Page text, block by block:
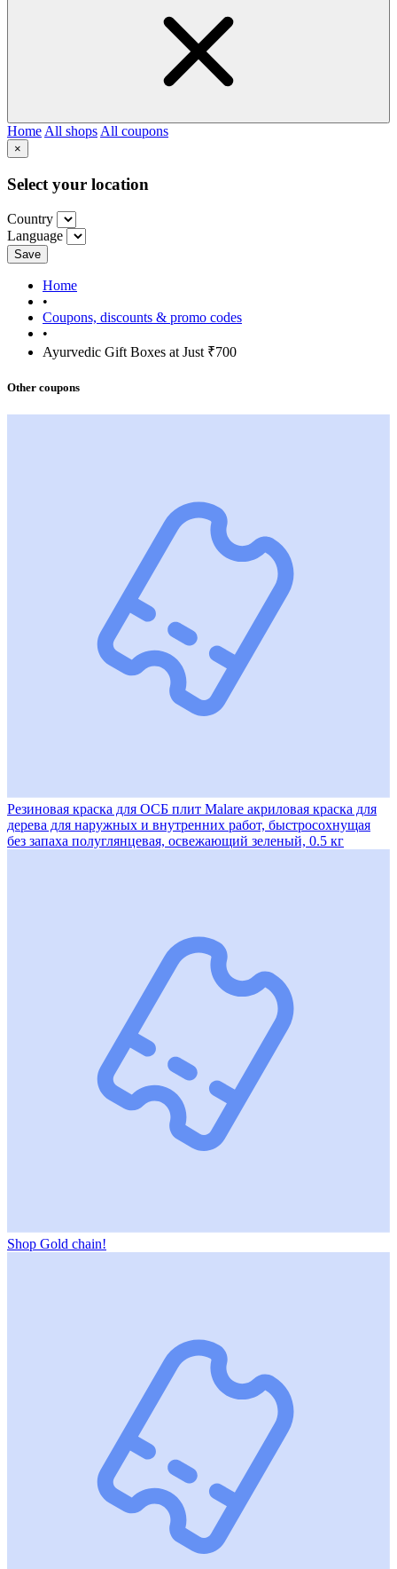
Home All shops All coupons
×
Select your location
Country
Language
Save
Home
•
Coupons, discounts & promo codes
•
Ayurvedic Gift Boxes at Just ₹700
Other coupons
Резиновая краска для ОСБ плит Malare акриловая краска для
дерева для наружных и внутренних работ, быстросохнущая
без запаха полуглянцевая, освежающий зеленый, 0.5 кг
Shop Gold chain!